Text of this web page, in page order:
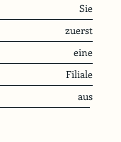
Sie
zuerst
eine
Filiale
aus